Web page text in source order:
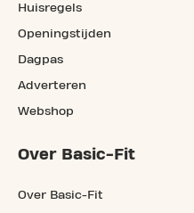
Huisregels
Openingstijden
Dagpas
Adverteren
Webshop
Over Basic-Fit
Over Basic-Fit